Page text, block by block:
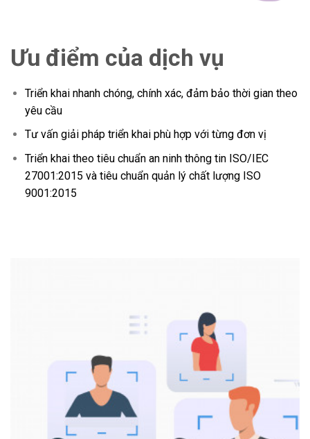
Ưu điểm của dịch vụ
Triển khai nhanh chóng, chính xác, đảm bảo thời gian theo
yêu cầu
Tư vấn giải pháp triển khai phù hợp với từng đơn vị
Triển khai theo tiêu chuẩn an ninh thông tin ISO/IEC
27001:2015 và tiêu chuẩn quản lý chất lượng ISO
9001:2015